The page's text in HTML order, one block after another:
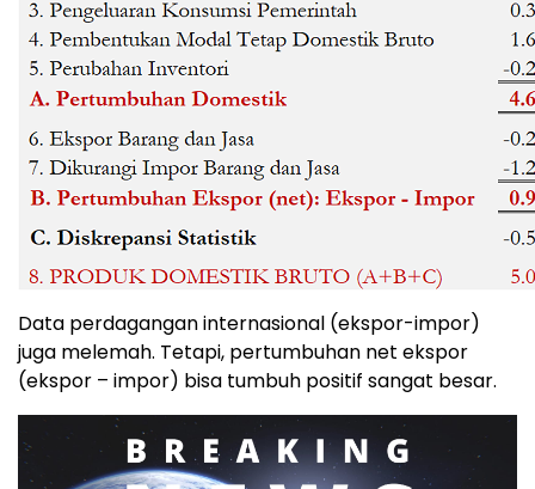
Data perdagangan internasional (ekspor-impor)
juga melemah. Tetapi, pertumbuhan net ekspor
(ekspor – impor) bisa tumbuh positif sangat besar.